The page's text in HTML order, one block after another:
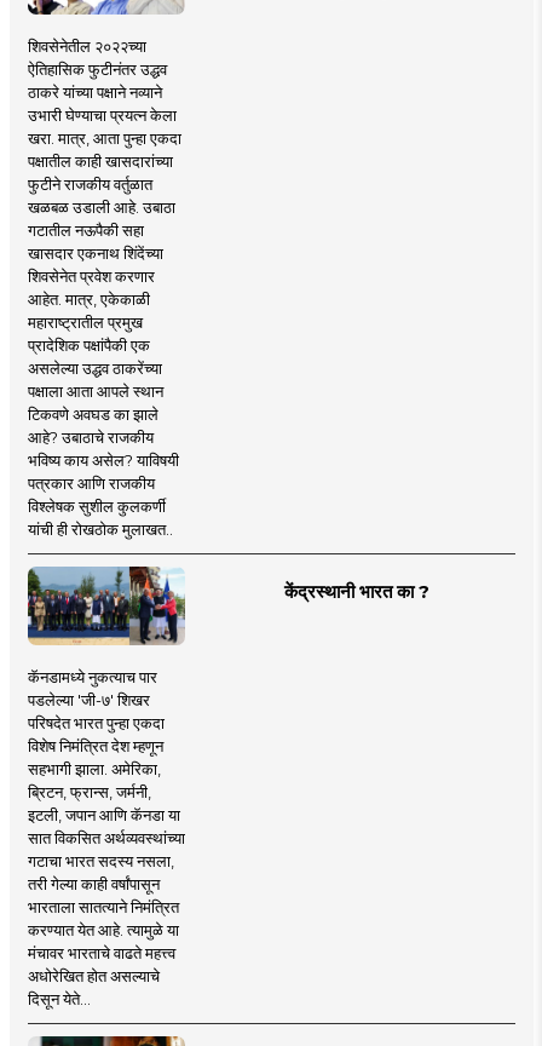
शिवसेनेतील २०२२च्या
ऐतिहासिक फुटीनंतर उद्धव
ठाकरे यांच्या पक्षाने नव्याने
उभारी घेण्याचा प्रयत्न केला
खरा. मात्र, आता पुन्हा एकदा
पक्षातील काही खासदारांच्या
फुटीने राजकीय वर्तुळात
खळबळ उडाली आहे. उबाठा
गटातील नऊपैकी सहा
खासदार एकनाथ शिंदेंच्या
शिवसेनेत प्रवेश करणार
आहेत. मात्र, एकेकाळी
महाराष्ट्रातील प्रमुख
प्रादेशिक पक्षांपैकी एक
असलेल्या उद्धव ठाकरेंच्या
पक्षाला आता आपले स्थान
टिकवणे अवघड का झाले
आहे? उबाठाचे राजकीय
भविष्य काय असेल? याविषयी
पत्रकार आणि राजकीय
विश्लेषक सुशील कुलकर्णी
यांची ही रोखठोक मुलाखत..
केंद्रस्थानी भारत का ?
कॅनडामध्ये नुकत्याच पार
पडलेल्या 'जी-७' शिखर
परिषदेत भारत पुन्हा एकदा
विशेष निमंत्रित देश म्हणून
सहभागी झाला. अमेरिका,
ब्रिटन, फ्रान्स, जर्मनी,
इटली, जपान आणि कॅनडा या
सात विकसित अर्थव्यवस्थांच्या
गटाचा भारत सदस्य नसला,
तरी गेल्या काही वर्षांपासून
भारताला सातत्याने निमंत्रित
करण्यात येत आहे. त्यामुळे या
मंचावर भारताचे वाढते महत्त्व
अधोरेखित होत असल्याचे
दिसून येते...